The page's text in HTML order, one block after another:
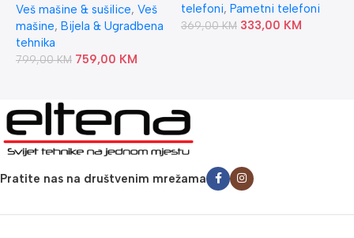
Veš mašine & sušilice, Veš
mašine, Bijela & Ugradbena
tehnika
799,00KM 759,00 KM
telefoni, Pametni telefoni
369,00KM 333,00 KM
Pratite nas na društvenim mrežama